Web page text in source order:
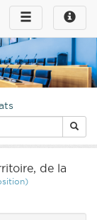
Toggle
infos
Toggle
navigation
de la